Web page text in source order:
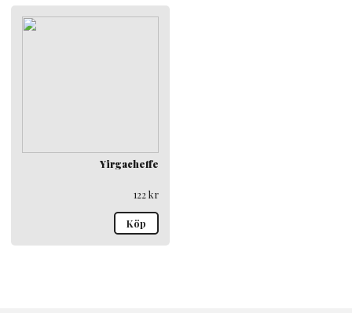
Yirgacheffe
122kr
Köp